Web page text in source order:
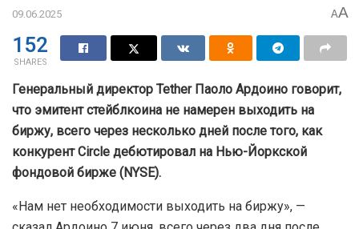
09.06.2025 AA
152
SHARES
Генеральный директор Tether Паоло Ардоино говорит,
что эмитент стейблкоина не намерен выходить на
биржу, всего через несколько дней после того, как
конкурент Circle дебютировал на Нью-Йоркской
фондовой бирже (NYSE).
«Нам нет необходимости выходить на биржу», —